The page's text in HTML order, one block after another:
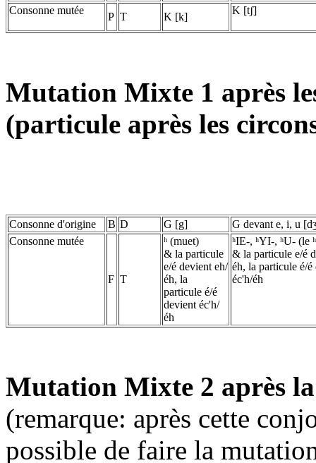
Consonne mutée
P T K [k]
K [tʃ]
Mutation Mixte 1 après
(particule après les
Consonne d'origine B D G [g]
G devant e, i, u
Consonne mutée
F T
ʰ (muet)
& la particule
e/é devient eh/
éh, la
particule é/é
devient éc'h/
éh
ʰIE-, ʰYI-, ʰU- (le
& la particule e/é
éh, la particule é/é
éc'h/éh
Mutation Mixte 2 après
(remarque: après cette
possible de faire la